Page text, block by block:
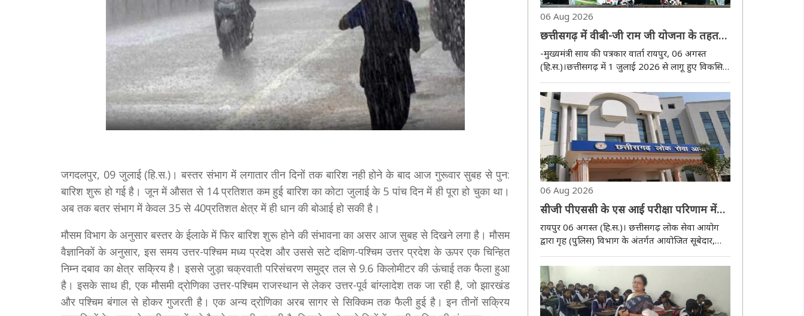
जगदलपुर, 09 जुलाई (हि.स.)। बस्तर संभाग में लगातार तीन दिनाें तक बारिश नही हाेने के बाद आज गुरूवार सुबह से पुन:
बारिश शुरू हाे गई है। जून में औसत से 14 प्रतिशत कम हुई बारिश का कोटा जुलाई के 5 पांच दिन में ही पूरा हो चुका था।
अब तक बतर संभाग में केवल 35 से 40प्रतिशत क्षेत्र में ही धान की बोआई हो सकी है।
मौसम विभाग के अनुसार बस्तर के ईलाके में फिर बारिश शुरू होने की संभावना का असर आज सुबह से दिखने लगा है। मौसम
वैज्ञानिकों के अनुसार, इस समय उत्तर-पश्चिम मध्य प्रदेश और उससे सटे दक्षिण-पश्चिम उत्तर प्रदेश के ऊपर एक चिन्हित
निम्न दबाव का क्षेत्र सक्रिय है। इससे जुड़ा चक्रवाती परिसंचरण समुद्र तल से 9.6 किलोमीटर की ऊंचाई तक फैला हुआ
है। इसके साथ ही, एक मौसमी द्रोणिका उत्तर-पश्चिम राजस्थान से लेकर उत्तर-पूर्व बांग्लादेश तक जा रही है, जो झारखंड
और पश्चिम बंगाल से होकर गुजरती है। एक अन्य द्रोणिका अरब सागर से सिक्किम तक फैली हुई है। इन तीनों सक्रिय
06 Aug 2026
छत्तीसगढ़ में वीबी-जी राम जी योजना के तहत
15 अगस्त से 26 जनवरी 2027 तक 3 विशेष
अभियान -मुख्यमंत्री विष्णु देव साय
-मुख्यमंत्री साय की पत्रकार वार्ता रायपुर, 06 अगस्त
(हि.स.)।छत्तीसगढ़ में 1 जुलाई 2026 से लागू हुए विकसित
भारत - गारंटी फॉर रोजगार एंड आजीविका मिशन (वीबी-
जी राम जी ) ग्रामीण कानून के तहत आगामी 15 अगस्त से
26 जनवरी 2027 तक 3 विशेष अभियान शुरू ..
06 Aug 2026
सीजी पीएससी के एस आई परीक्षा परिणाम में
अभ्यर्थियों के नामों को लेकर फैलाई जा रही
अफवाहें
रायपुर 06 अगस्त (हि.स.)। छत्तीसगढ़ लोक सेवा आयोग
द्वारा गृह (पुलिस) विभाग के अंतर्गत आयोजित सूबेदार,
उप-निरीक्षक (एसआई) संवर्ग और प्लाटून कमांडर भर्ती
परीक्षा-2024 के प्रारंभिक लिखित परीक्षा परिणाम 04
अगस्त 2026 को घोषित किए गए। परिणाम जारी होने..